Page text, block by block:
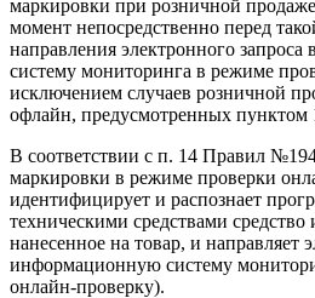
маркировки при розничной продаже
момент непосредственно перед
направления электронного
систему мониторинга в режиме
исключением случаев розничной
офлайн, предусмотренных
В соответствии с п. 14 Правил
маркировки в режиме проверки
идентифицирует и распознает
техническими средствами
нанесенное на товар, и направляет
информационную систему
онлайн-проверку).